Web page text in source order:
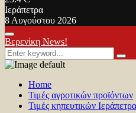
Ιεράπετρα
8 Αυγούστου 2026
Facebook
Twitter
Youtube
Primary
Menu
Βερενίκη News!
Search
for:
Home
Τιμές αγροτικών προϊόντων
Τιμές κηπευτικών